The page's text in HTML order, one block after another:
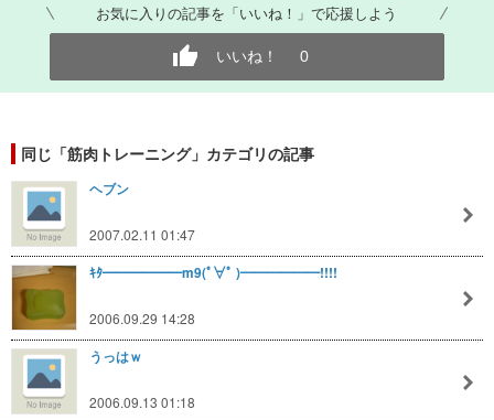
お気に入りの記事を「いいね！」で応援しよう
いいね！ 0
同じ「筋肉トレーニング」カテゴリの記事
ヘブン
2007.02.11 01:47
ｷﾀ━━━━━━m9(ﾟ∀ﾟ )━━━━━━!!!!
2006.09.29 14:28
うっはｗ
2006.09.13 01:18